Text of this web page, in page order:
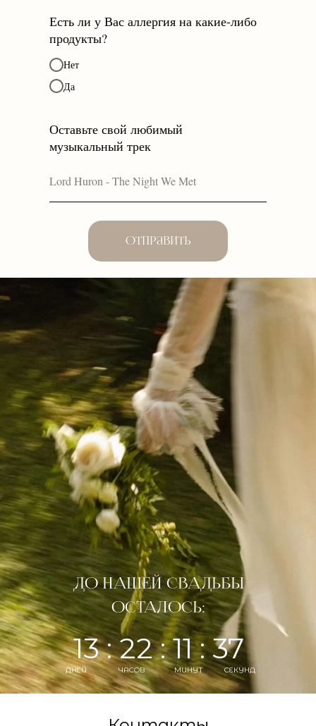
Есть ли у Вас аллергия на какие-либо
продукты?
Нет
Да
Оставьте свой любимый
музыкальный трек
Отправить
МИНУТ
ЧАСОВ
ДНЕЙ СЕКУНД
13 : 22 : 11 : 36
ДО НАШЕЙ СВАДЬБЫ
ОСТАЛОСЬ: